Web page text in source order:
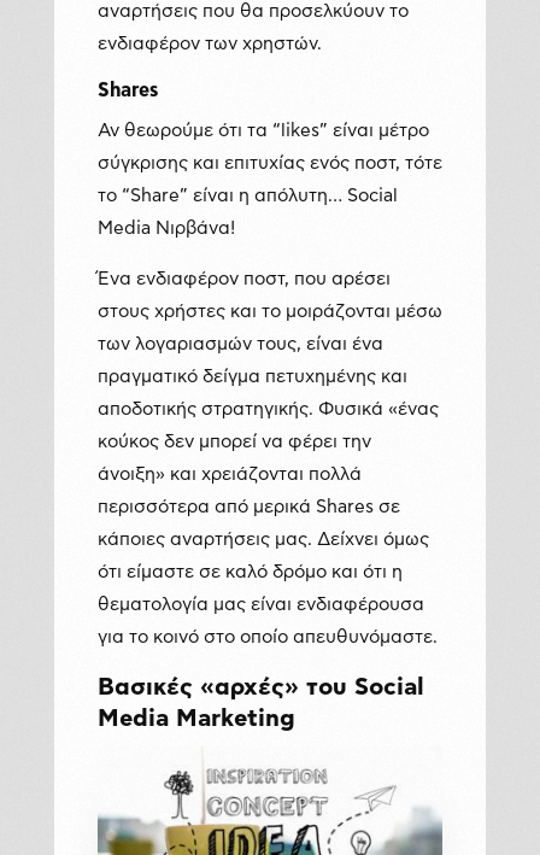
αναρτήσεις που θα προσελκύουν το
ενδιαφέρον των χρηστών.
Shares
Αν θεωρούμε ότι τα “likes” είναι μέτρο
σύγκρισης και επιτυχίας ενός ποστ, τότε
το “Share” είναι η απόλυτη… Social
Media Νιρβάνα!
Ένα ενδιαφέρον ποστ, που αρέσει
στους χρήστες και το μοιράζονται μέσω
των λογαριασμών τους, είναι ένα
πραγματικό δείγμα πετυχημένης και
αποδοτικής στρατηγικής. Φυσικά «ένας
κούκος δεν μπορεί να φέρει την
άνοιξη» και χρειάζονται πολλά
περισσότερα από μερικά Shares σε
κάποιες αναρτήσεις μας. Δείχνει όμως
ότι είμαστε σε καλό δρόμο και ότι η
θεματολογία μας είναι ενδιαφέρουσα
για το κοινό στο οποίο απευθυνόμαστε.
Βασικές«αρχές» του Social
Media Marketing